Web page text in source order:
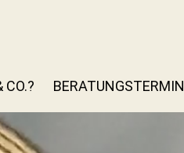
CO.? BERATUNGSTERMIN